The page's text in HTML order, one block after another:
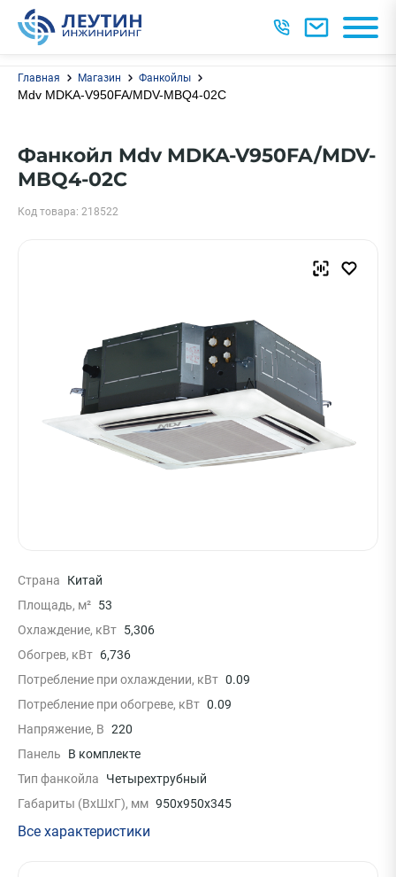
Главная Магазин Фанкойлы
Mdv MDKA-V950FA/MDV-MBQ4-02C
Фанкойл Mdv MDKA-V950FA/MDV-
MBQ4-02C
Код товара: 218522
Страна
Китай
Площадь, м² 53
Охлаждение, кВт 5,306
Обогрев, кВт 6,736
Потребление при охлаждении, кВт 0.09
Потребление при обогреве, кВт 0.09
Напряжение, В 220
Панель
В комплекте
Тип фанкойла
Четырехтрубный
Габариты (ВxШxГ), мм 950х950х345
Все характеристики